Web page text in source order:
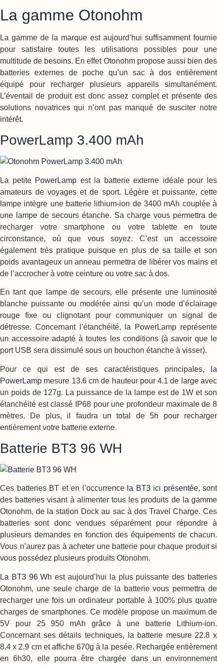
La gamme Otonohm
La gamme de la marque est aujourd’hui suffisamment fournie
pour satisfaire toutes les utilisations possibles pour une
multitude de besoins. En effet Otonohm propose aussi bien des
batteries externes de poche qu’un sac à dos entièrement
équipé pour recharger plusieurs appareils simultanément.
L’éventail de produit est donc assez complet et présente des
solutions novatrices qui n’ont pas manqué de susciter notre
intérêt.
PowerLamp 3.400 mAh
La petite PowerLamp est la batterie externe idéale pour les
amateurs de voyages et de sport. Légère et puissante, cette
lampe intègre une batterie lithium-ion de 3400 mAh couplée à
une lampe de secours étanche. Sa charge vous permettra de
recharger votre smartphone ou votre tablette en toute
circonstance, où que vous soyez. C’est un accessoire
également très pratique puisque en plus de sa taille et son
poids avantageux un anneau permettra de libérer vos mains et
de l’accrocher à votre ceinture ou votre sac à dos.
En tant que lampe de secours, elle présente une luminosité
blanche puissante ou modérée ainsi qu’un mode d’éclairage
rouge fixe ou clignotant pour communiquer un signal de
détresse. Concernant l’étanchéité, la PowerLamp représente
un accessoire adapté à toutes les conditions (à savoir que le
port USB sera dissimulé sous un bouchon étanche à visser).
Pour ce qui est de ses caractéristiques principales, la
PowerLamp mesure 13.6 cm de hauteur pour 4.1 de large avec
un poids de 127g. La puissance de la lampe est de 1W et son
étanchéité est classé IP68 pour une profondeur maximale de 8
mètres. De plus, il faudra un total de 5h pour recharger
entièrement votre batterie externe.
Batterie BT3 96 WH
Ces batteries BT et en l’occurrencela BT3 ici présentée, sont
des batteries visant à alimenter tous les produits de la gamme
Otonohm, de la station Dock au sac à dos Travel Charge. Ces
batteries sont donc vendues séparément pour répondre à
plusieurs demandes en fonction des équipements de chacun.
Vous n’aurez pas à acheter une batterie pour chaque produit si
vous possédez plusieurs produits Otonohm.
La BT3 96 Wh est aujourd’hui la plus puissante des batteries
Otonohm, une seule charge de la batterie vous permettra de
recharger une fois un ordinateur portable à 100% plus quatre
charges de smartphones. Ce modèle propose un maximum de
5V pour 25 950 mAh grâce à une batterie Lithium-ion.
Concernant ses détails techniques, la batterie mesure 22.8 x
8.4 x 2.9 cm et affiche 670g à la pesée. Rechargée entièrement
en 6h30, elle pourra être chargée dans un environnement